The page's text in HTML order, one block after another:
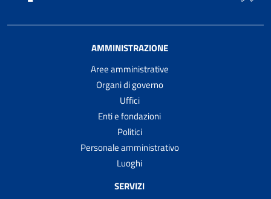
AMMINISTRAZIONE
Aree amministrative
Organi di governo
Uffici
Enti e fondazioni
Politici
Personale amministrativo
Luoghi
SERVIZI